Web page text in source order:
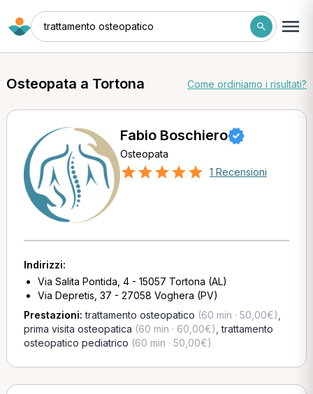
trattamento osteopatico
Osteopata a Tortona Come ordiniamo i risultati?
Fabio Boschiero
Osteopata
1 Recensioni
Indirizzi:
Via Salita Pontida, 4 - 15057 Tortona (AL)
Via Depretis, 37 - 27058 Voghera (PV)
Prestazioni:trattamento osteopatico (60 min · 50,00€)
prima visita osteopatica (60 min · 60,00€) ,trattamento
osteopatico pediatrico (60 min · 50,00€)